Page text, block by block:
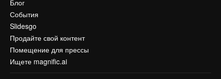
Блог
События
Slidesgo
Продайте свой контент
Помещение для прессы
Ищете magnific.ai